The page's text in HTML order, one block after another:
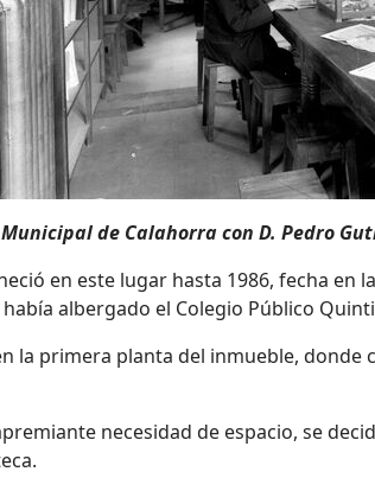
de Calahorra con D. Pedro
en este lugar hasta 1986, fecha en
albergado el Colegio Público
la primera planta del inmueble,
necesidad de espacio, se